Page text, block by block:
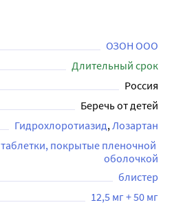
ОЗОН ООО
Длительный срок
Россия
Беречь от детей
Гидрохлоротиазид Лозартан
таблетки, покрытые пленочной
оболочкой
блистер
12,5 мг + 50 мг